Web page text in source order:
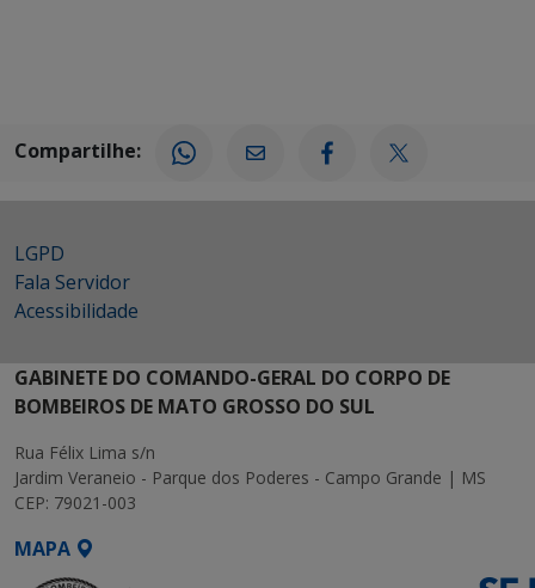
Compartilhe:
LGPD
Fala Servidor
Acessibilidade
GABINETE DO COMANDO-GERAL DO CORPO DE
BOMBEIROS DE MATO GROSSO DO SUL
Rua Félix Lima s/n
Jardim Veraneio - Parque dos Poderes - Campo Grande | MS
CEP: 79021-003
MAPA